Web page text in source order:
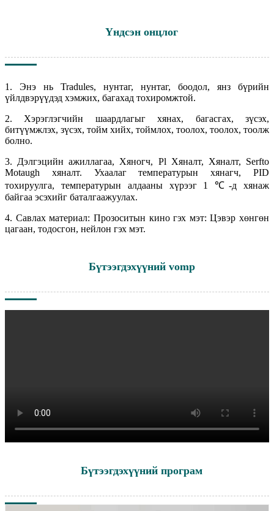
Үндсэн онцлог
1. Энэ нь Tradules, нунтаг, нунтаг, боодол, янз бүрийн
үйлдвэрүүдэд хэмжих, багахад тохиромжтой.
2. Хэрэглэгчийн шаардлагыг хянах, багасгах, зүсэх,
битүүмжлэх, зүсэх, тойм хийх, тоймлох, тоолох, тоолох, тоолж
болно.
3. Дэлгэцийн ажиллагаа, Хяногч, Pl Хяналт, Хяналт, Serfto
Motaugh хяналт. Ухаалаг температурын хянагч, PID
тохируулга, температурын алдааны хүрээг 1 ℃-д хянаж
байгаа эсэхийг баталгаажуулах.
4. Савлах материал: Прозоситын кино гэх мэт: Цэвэр хөнгөн
цагаан, тодосгон, нейлон гэх мэт.
Бүтээгдэхүүний vomp
Бүтээгдэхүүний програм